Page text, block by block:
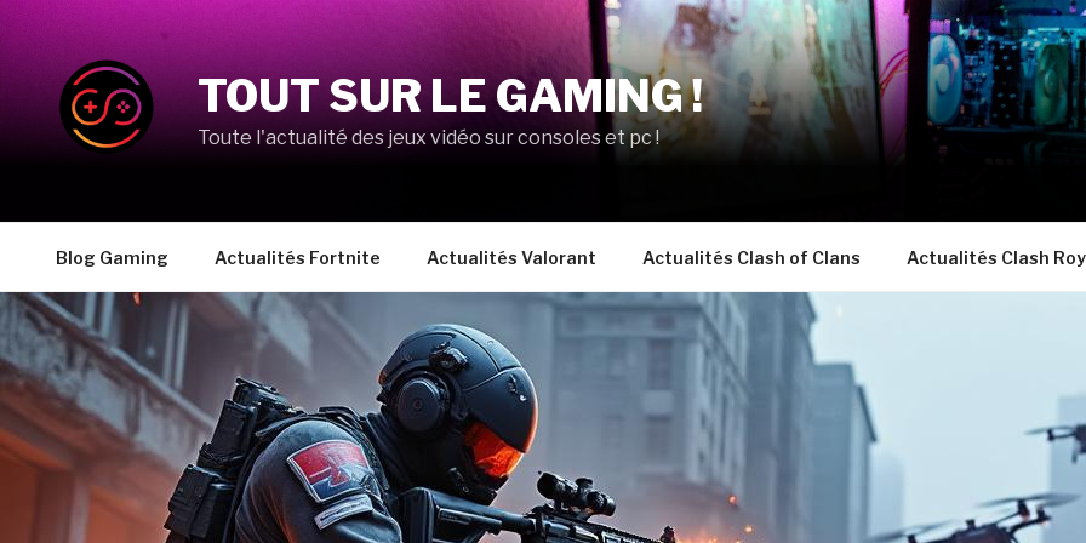
contenu
principal
TOUT SUR LE GAMING !
Toute l'actualité des jeux vidéo sur consoles et pc !
Blog Gaming Actualités Fortnite Actualités Valorant Actualités Clash of Clans Actualités Clash